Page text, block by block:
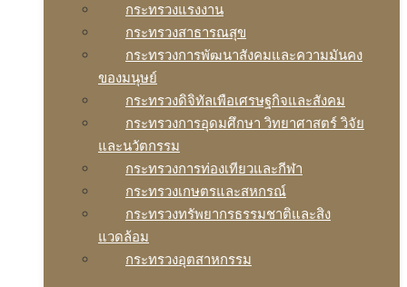
กระทรวงแรงงาน
กระทรวงสาธารณสุข
กระทรวงการพัฒนาสังคมและความมันคง
ของมนุษย์
กระทรวงดิจิทัลเพือเศรษฐกิจและสังคม
กระทรวงการอุดมศึกษา วิทยาศาสตร์ วิจัย
และนวัตกรรม
กระทรวงการท่องเทียวและกีฬา
กระทรวงเกษตรและสหกรณ์
กระทรวงทรัพยากรธรรมชาติและสิง
แวดล้อม
กระทรวงอุตสาหกรรม